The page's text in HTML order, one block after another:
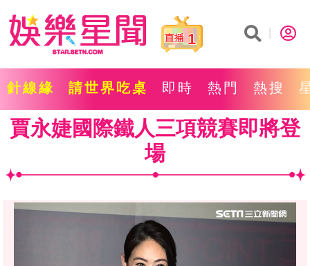
1
針線緣 請世界吃桌 即時 熱門 熱搜
賈永婕國際鐵人三項競賽即將登
場